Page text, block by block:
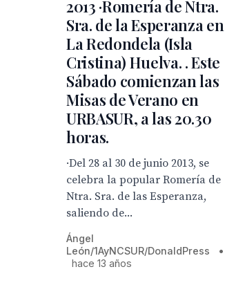
2013 ·Romería de Ntra.
Sra. de la Esperanza en
La Redondela (Isla
Cristina) Huelva. . Este
Sábado comienzan las
Misas de Verano en
URBASUR, a las 20.30
horas.
·Del 28 al 30 de junio 2013, se
celebra la popular Romería de
Ntra. Sra. de las Esperanza,
saliendo de...
Ángel
León/1AyNCSUR/DonaldPress
•
hace 13 años